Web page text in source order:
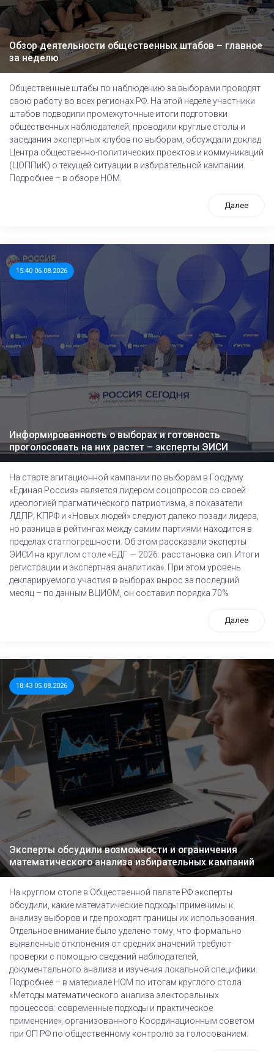
Обзор деятельности общественных штабов – главное
за неделю
Общественные штабы по наблюдению за выборами проводят
свою работу во всех регионах РФ. На этой неделе участники
штабов подводили промежуточные итоги подготовки
общественных наблюдателей, проводили круглые столы и
заседания экспертных клубов по выборам, обсуждали доклад
Центра общественно-политических проектов и коммуникаций
(ЦОППиК) о текущей ситуации в избирательной кампании.
Подробнее – в обзоре НОМ.
Далее
15:40 06.08.2026
Информированность о выборах и готовность
проголосовать на них растет – эксперты ЭИСИ
На старте агитационной кампании по выборам в Госдуму
«Единая Россия» является лидером соцопросов со своей
идеологией прагматического патриотизма, а показатели
ЛДПР, КПРФ и «Новых людей» следуют далеко позади лидера,
но разница в рейтингах между самим партиями находится в
пределах статпогрешности. Об этом рассказали эксперты
ЭИСИ на круглом столе «ЕДГ — 2026: расстановка сил. Итоги
регистрации и экспертная аналитика». При этом уровень
декларируемого участия в выборах вырос за последний
месяц – по данным ВЦИОМ, он составил порядка 70%
Далее
18:43 05.08.2026
Эксперты обсудили возможности и ограничения
математического анализа избирательных кампаний
На круглом столе в Общественной палате РФ эксперты
обсудили, какие математические подходы применимы к
анализу выборов и где проходят границы их использования.
Отдельное внимание было уделено тому, что формально
выявленные отклонения от средних значений требуют
проверки с помощью сведений наблюдателей,
документального анализа и изучения локальной специфики.
Подробнее – в материале НОМ по итогам круглого стола
«Методы математического анализа электоральных
процессов: современные подходы и практическое
применение», организованного Координационным советом
при ОП РФ по общественному контролю за голосованием.